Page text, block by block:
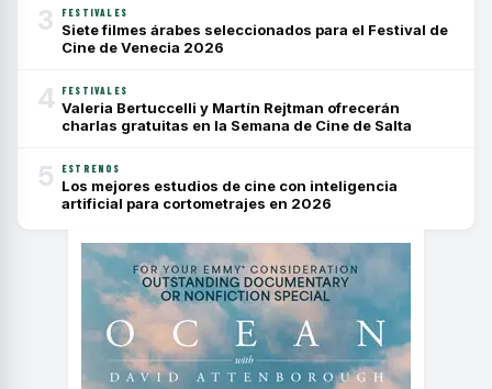
3 FESTIVALES
Siete filmes árabes seleccionados para el Festival de
Cine de Venecia 2026
4 FESTIVALES
Valeria Bertuccelli y Martín Rejtman ofrecerán
charlas gratuitas en la Semana de Cine de Salta
5 ESTRENOS
Los mejores estudios de cine con inteligencia
artificial para cortometrajes en 2026